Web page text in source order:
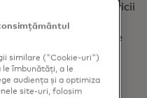
a plăti bunuri și servicii
de verificare necesar
un NFT diferă foarte
cuiva pentru a
a primi active în
similare ("Cookie-uri")
îmbunătăți, a le
audiența și a optimiza
site-uri, folosim